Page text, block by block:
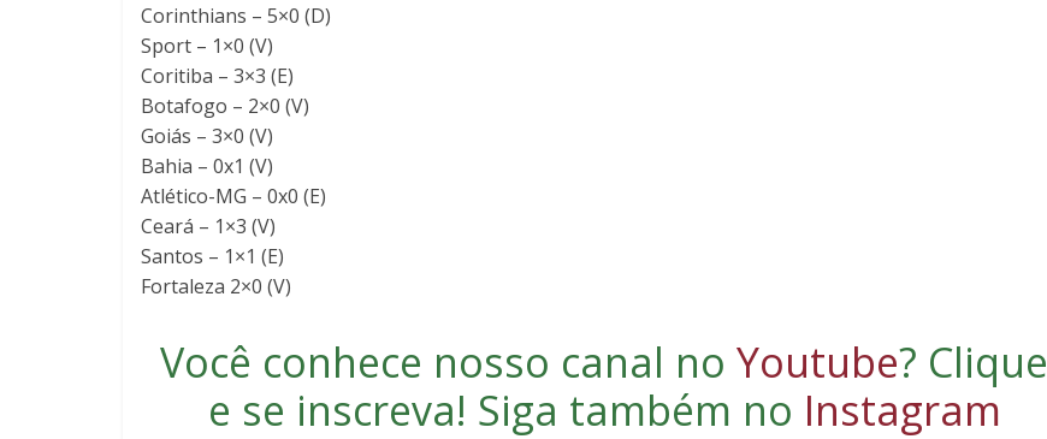
Corinthians – 5×0 (D)
Sport – 1×0 (V)
Coritiba – 3×3 (E)
Botafogo – 2×0 (V)
Goiás – 3×0 (V)
Bahia – 0x1 (V)
Atlético-MG – 0x0 (E)
Ceará – 1×3 (V)
Santos – 1×1 (E)
Fortaleza 2×0 (V)
Você conhece nosso canal no Youtube? Clique
e se inscreva! Siga também no Instagram